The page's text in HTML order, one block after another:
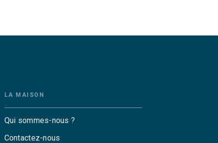
LA MAISON
Qui sommes-nous ?
Contactez-nous